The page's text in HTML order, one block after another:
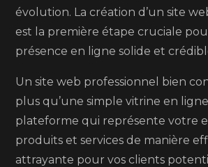
évolution. La création d’un site
est la première étape cruciale
présence en ligne solide et
Un site web professionnel bien
plus qu’une simple vitrine en
plateforme qui représente votre
produits et services de manière
attrayante pour vos clients